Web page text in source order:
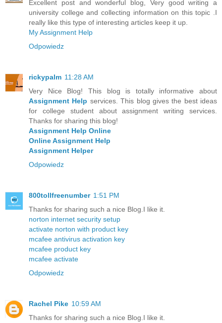
Excellent post and wonderful blog, Very good writing a
university college and collecting information on this topic .I
really like this type of interesting articles keep it up.
My Assignment Help
Odpowiedz
rickypalm 11:28 AM
Very Nice Blog! This blog is totally informative about
Assignment Help services. This blog gives the best ideas
for college student about assignment writing services.
Thanks for sharing this blog!
Assignment Help Online
Online Assignment Help
Assignment Helper
Odpowiedz
800tollfreenumber 1:51 PM
Thanks for sharing such a nice Blog.I like it.
norton internet security setup
activate norton with product key
mcafee antivirus activation key
mcafee product key
mcafee activate
Odpowiedz
Rachel Pike 10:59 AM
Thanks for sharing such a nice Blog.I like it.